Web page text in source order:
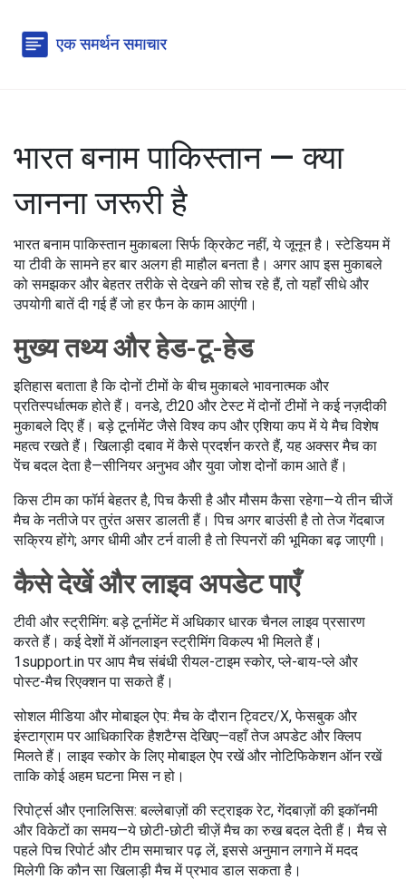
भारत बनाम पाकिस्तान — क्या
जानना जरूरी है
भारत बनाम पाकिस्तान मुकाबला सिर्फ क्रिकेट नहीं, ये जूनून है। स्टेडियम में
या टीवी के सामने हर बार अलग ही माहौल बनता है। अगर आप इस मुकाबले
को समझकर और बेहतर तरीके से देखने की सोच रहे हैं, तो यहाँ सीधे और
उपयोगी बातें दी गई हैं जो हर फैन के काम आएंगी।
मुख्य तथ्य और हेड-टू-हेड
इतिहास बताता है कि दोनों टीमों के बीच मुकाबले भावनात्मक और
प्रतिस्पर्धात्मक होते हैं। वनडे, टी20 और टेस्ट में दोनों टीमों ने कई नज़दीकी
मुकाबले दिए हैं। बड़े टूर्नामेंट जैसे विश्व कप और एशिया कप में ये मैच विशेष
महत्व रखते हैं। खिलाड़ी दबाव में कैसे प्रदर्शन करते हैं, यह अक्सर मैच का
पेंच बदल देता है—सीनियर अनुभव और युवा जोश दोनों काम आते हैं।
किस टीम का फॉर्म बेहतर है, पिच कैसी है और मौसम कैसा रहेगा—ये तीन चीजें
मैच के नतीजे पर तुरंत असर डालती हैं। पिच अगर बाउंसी है तो तेज गेंदबाज
सक्रिय होंगे; अगर धीमी और टर्न वाली है तो स्पिनरों की भूमिका बढ़ जाएगी।
कैसे देखें और लाइव अपडेट पाएँ
टीवी और स्ट्रीमिंग: बड़े टूर्नामेंट में अधिकार धारक चैनल लाइव प्रसारण
करते हैं। कई देशों में ऑनलाइन स्ट्रीमिंग विकल्प भी मिलते हैं।
1support.in पर आप मैच संबंधी रीयल-टाइम स्कोर, प्ले-बाय-प्ले और
पोस्ट-मैच रिएक्शन पा सकते हैं।
सोशल मीडिया और मोबाइल ऐप: मैच के दौरान ट्विटर/X, फेसबुक और
इंस्टाग्राम पर आधिकारिक हैशटैग्स देखिए—वहाँ तेज अपडेट और क्लिप
मिलते हैं। लाइव स्कोर के लिए मोबाइल ऐप रखें और नोटिफिकेशन ऑन रखें
ताकि कोई अहम घटना मिस न हो।
रिपोर्ट्स और एनालिसिस: बल्लेबाज़ों की स्ट्राइक रेट, गेंदबाज़ों की इकॉनमी
और विकेटों का समय—ये छोटी-छोटी चीज़ें मैच का रुख बदल देती हैं। मैच से
पहले पिच रिपोर्ट और टीम समाचार पढ़ लें, इससे अनुमान लगाने में मदद
मिलेगी कि कौन सा खिलाड़ी मैच में प्रभाव डाल सकता है।